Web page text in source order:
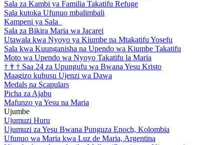
Sala za Kambi ya Familia Takatifu Refuge
Sala kutoka Ufunuo mbalimbali
Kampeni ya Sala
Sala za Bikira Maria wa Jacarei
Utawala kwa Nyoyo ya Kiumbe na Mtakatifu Yosefu
Sala kwa Kuunganisha na Upendo wa Kiumbe Takatifu
Moto wa Upendo wa Nyoyo Takatifu la Maria
† † † Saa 24 za Upungufu wa Bwana Yesu Kristo
Maagizo kuhusu Ujenzi wa Dawa
Medals na Scapulars
Picha za Ajabu
Mafunzo ya Yesu na Maria
Ujumbe
Ujumuzi Huru
Ujumuzi za Yesu Bwana Punguza Enoch, Kolombia
Ufunuo wa Maria kwa Luz de Maria, Argentina